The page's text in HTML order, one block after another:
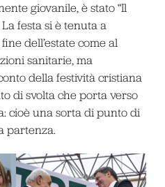
giovanile, è stato “Il
festa si è tenuta a
dell’estate come al
sanitarie, ma
della festività cristiana
di svolta che porta verso
cioè una sorta di punto di
partenza.